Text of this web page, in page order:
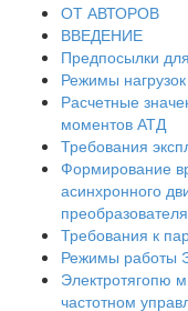
ОТ АВТОРОВ
ВВЕДЕНИЕ
Предпосылки
Режимы
Расчетные
моментов АТД
Требования
Формирование
асинхронного
Требования к
Режимы работы
Электротягопю
частотном